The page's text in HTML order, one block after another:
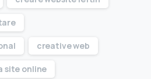
creative web
site online